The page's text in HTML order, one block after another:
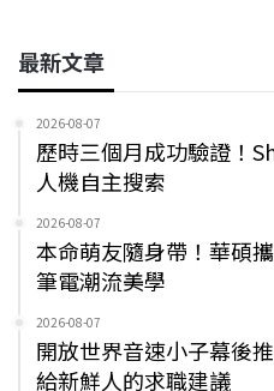
最新文章
2026-08-07
歷時三個月成功驗證！
人機自主搜索
2026-08-07
本命萌友隨身帶！華碩
筆電潮流美學
2026-08-07
開放世界音速小子幕後
給新鮮人的求職建議